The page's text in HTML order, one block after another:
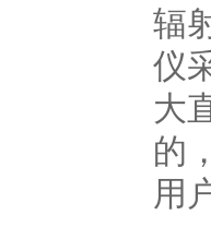
辐
仪
大
的
用